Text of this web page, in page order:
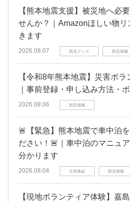
【熊本地震支援】被災地へ必
せんか？｜Amazonほしい物
きます
2026.08.07 防災グッズ 防災情報
【令和8年熊本地震】災害ボ
｜事前登録・申し込み方法・
2026.08.06 防災情報
🚨【緊急】熊本地震で車中泊
ださい！🚨｜車中泊のマニュ
分かります
2026.08.04 注意喚起 防災情報
【現地ボランティア体験】嘉